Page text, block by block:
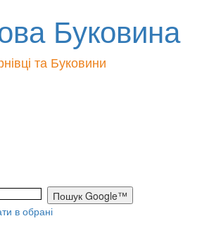
Буковина
та Буковини
в обрані